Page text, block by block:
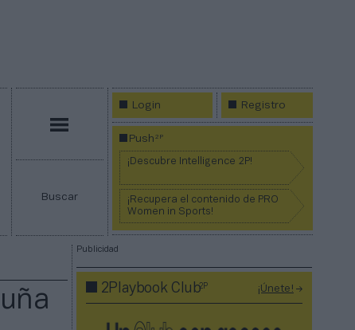
Buscar
Login Registro
Push2P
¡Descubre Intelligence 2P!
¡Recupera el contenido de PRO
Women in Sports!
Publicidad
2Playbook Club2P ¡Únete!